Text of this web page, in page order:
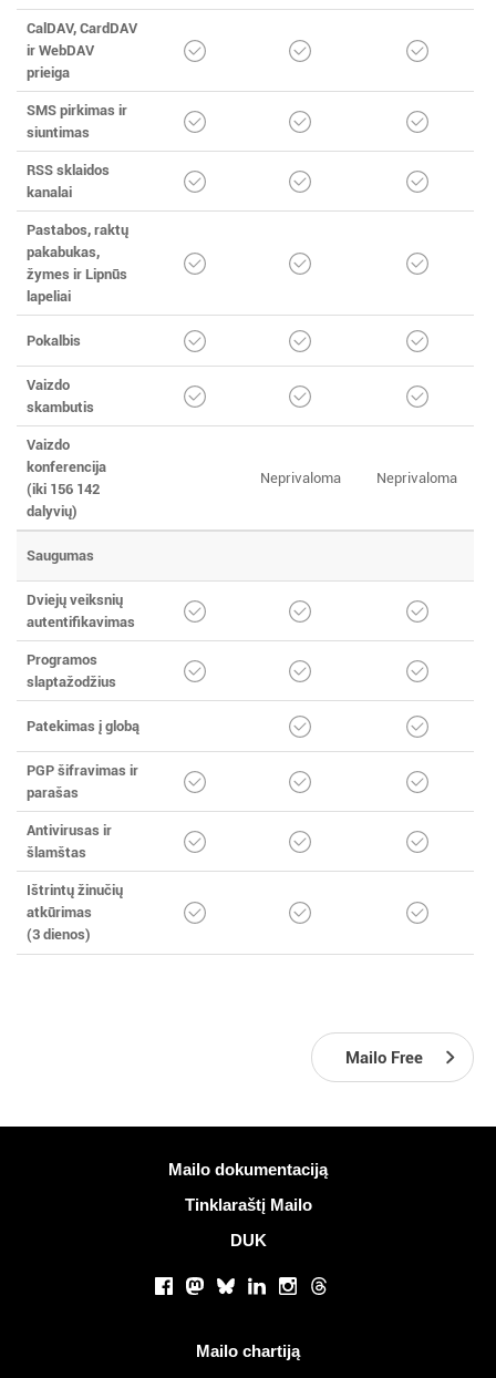
CalDAV, CardDAV
ir WebDAV
prieiga
SMS pirkimas ir
siuntimas
RSS sklaidos
kanalai
Pastabos, raktų
pakabukas,
žymes ir Lipnūs
lapeliai
Pokalbis
Vaizdo
skambutis
Vaizdo
konferencija
(iki 156 142
dalyvių)
Neprivaloma Neprivaloma
Saugumas
Dviejų veiksnių
autentifikavimas
Programos
slaptažodžius
Patekimas į globą
PGP šifravimas ir
parašas
Antivirusas ir
šlamštas
Ištrintų žinučių
atkūrimas
(3 dienos)
Mailo Free
Daugiau informacijosMailo dokumentaciją
Tinklaraštį Mailo
DUK
Facebook
Mastodon
BlueskyLinkedInInstagram
Threads
Mailo chartiją